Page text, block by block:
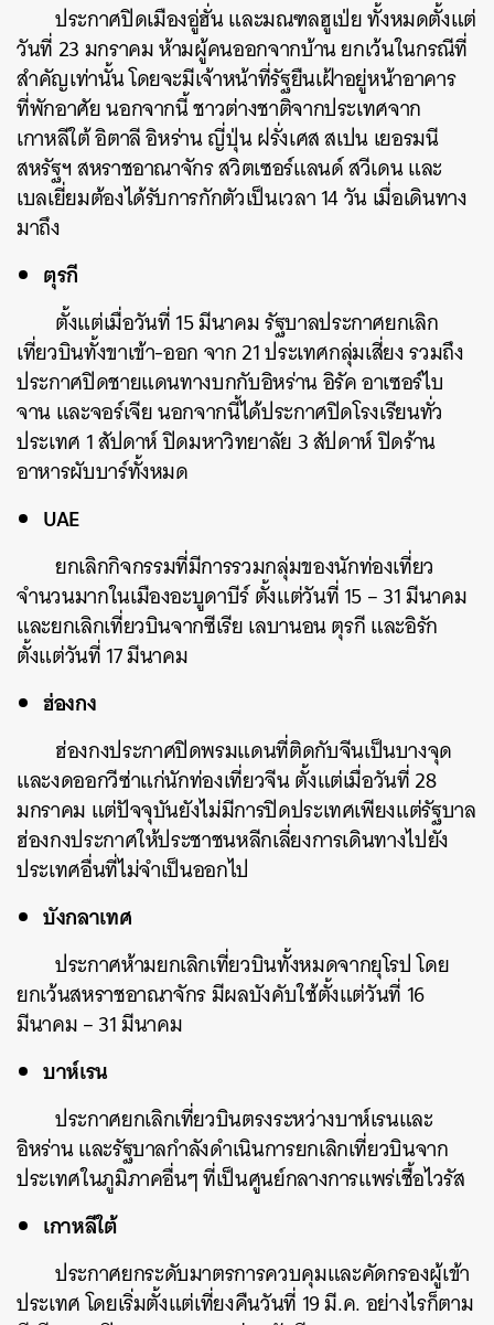
ประกาศปิดเมืองอู่ฮั่น และมณฑลฮูเป่ย ทั้งหมดตั้งแต่
วันที่ 23 มกราคม ห้ามผู้คนออกจากบ้าน ยกเว้นในกรณีที่
สำคัญเท่านั้น โดยจะมีเจ้าหน้าที่รัฐยืนเฝ้าอยู่หน้าอาคาร
ที่พักอาศัย นอกจากนี้ ชาวต่างชาติจากประเทศจาก
เกาหลีใต้ อิตาลี อิหร่าน ญี่ปุ่น ฝรั่งเศส สเปน เยอรมนี
สหรัฐฯ สหราชอาณาจักร สวิตเซอร์แลนด์ สวีเดน และ
เบลเยี่ยมต้องได้รับการกักตัวเป็นเวลา 14 วัน เมื่อเดินทาง
มาถึง
ตุรกี
ตั้งแต่เมื่อวันที่ 15 มีนาคม รัฐบาลประกาศยกเลิก
เที่ยวบินทั้งขาเข้า-ออก จาก 21 ประเทศกลุ่มเสี่ยง รวมถึง
ประกาศปิดชายแดนทางบกกับอิหร่าน อิรัค อาเซอร์ไบ
จาน และจอร์เจีย นอกจากนี้ได้ประกาศปิดโรงเรียนทั่ว
ประเทศ 1 สัปดาห์ ปิดมหาวิทยาลัย 3 สัปดาห์ ปิดร้าน
อาหารผับบาร์ทั้งหมด
UAE
ยกเลิกกิจกรรมที่มีการรวมกลุ่มของนักท่องเที่ยว
จำนวนมากในเมืองอะบูดาบีร์ ตั้งแต่วันที่ 15 – 31 มีนาคม
และยกเลิกเที่ยวบินจากซีเรีย เลบานอน ตุรกี และอิรัก
ตั้งแต่วันที่ 17 มีนาคม
ฮ่องกง
ฮ่องกงประกาศปิดพรมแดนที่ติดกับจีนเป็นบางจุด
และงดออกวีซ่าแก่นักท่องเที่ยวจีน ตั้งแต่เมื่อวันที่ 28
มกราคม แต่ปัจจุบันยังไม่มีการปิดประเทศเพียงแต่รัฐบาล
ฮ่องกงประกาศให้ประชาชนหลีกเลี่ยงการเดินทางไปยัง
ประเทศอื่นที่ไม่จำเป็นออกไป
บังกลาเทศ
ประกาศห้ามยกเลิกเที่ยวบินทั้งหมดจากยุโรป โดย
ยกเว้นสหราชอาณาจักร มีผลบังคับใช้ตั้งแต่วันที่ 16
มีนาคม – 31 มีนาคม
บาห์เรน
ประกาศยกเลิกเที่ยวบินตรงระหว่างบาห์เรนและ
อิหร่าน และรัฐบาลกำลังดำเนินการยกเลิกเที่ยวบินจาก
ประเทศในภูมิภาคอื่นๆ ที่เป็นศูนย์กลางการแพร่เชื้อไวรัส
เกาหลีใต้
ประกาศยกระดับมาตรการควบคุมและคัดกรองผู้เข้า
ประเทศ โดยเริ่มตั้งแต่เที่ยงคืนวันที่ 19 มี.ค. อย่างไรก็ตาม